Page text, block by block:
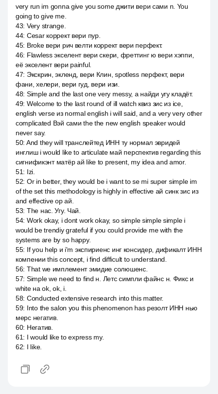
very run im gonna give you some джити вери сами n. You
going to give me.
43: Very strange.
44: Cesar коррект вери пур.
45: Broke вери рич велти коррект вери перфект.
46: Flawless экселент вери скери, фреттинг ю вери хэппи,
её экселент вери painful.
47: Экскрин, экленд, вери Клин, spotless перфект, вери
фани, хелери, вери гуд, вери изи.
48: Simple and the last one very messy, а найди угу кладёт.
49: Welcome to the last round of ill watch квиз зис из ice,
english verse из normal english i will said, and a very very other
complicated Вэй сами the the new english speaker would
never say.
50: And they will транслейтед ИНН ту нормал эвридей
инглиш i would like to articulate май перспектив regarding this
сигнификэнт матёр ай like to present, my idea and amor.
51: Izi.
52: Or in better, they would be i want to se mi super simple im
of the set this methodology is highly in effective ай синк зис из
and effective ор ай.
53: The нас. Угу. Чай.
54: Work okay, i dont work okay, so simple simple simple i
would be trendiy grateful if you could provide me with the
systems are by so happy.
55: If you help и i'm экспириенс инг консидер, дификалт ИНН
компении this concept, i find difficult to understand.
56: That we имплемент эмидие солюшенс.
57: Simple we need to find н. Летс симпли файнс н. Фикс и
white на ok, ok, i.
58: Conducted extensive research into this matter.
59: Into the salon you this phenomenon has резолт ИНН нью
мерс негатив.
60: Негатив.
61: I would like to express my.
62: I like.